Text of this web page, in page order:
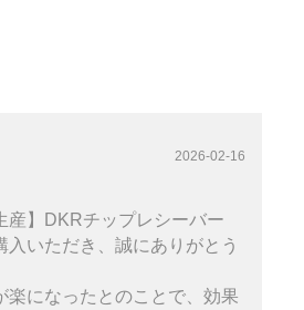
2026-02-16
産】DKRチップレシーバー
入いただき、誠にありがとう
楽になったとのことで、効果